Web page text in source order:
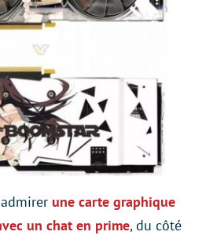
une carte graphique
un chat en prime, du côté